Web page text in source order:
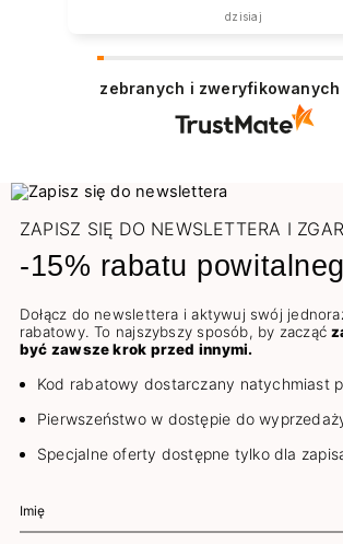
została zrealizowana
dzisiaj
zebranych i zweryfikowanych
ZAPISZ SIĘ DO NEWSLETTERA I
-15% rabatu
Dołącz do newslettera i aktywuj swój
rabatowy. To najszybszy sposób, by zacząć
być zawsze krok przed innymi.
Kod rabatowy dostarczany natychmiast
Pierwszeństwo w dostępie do
Specjalne oferty dostępne tylko dla